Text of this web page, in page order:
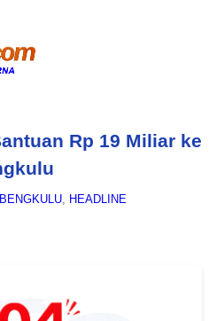
Rp 19 Miliar ke
BENGKULU, HEADLINE